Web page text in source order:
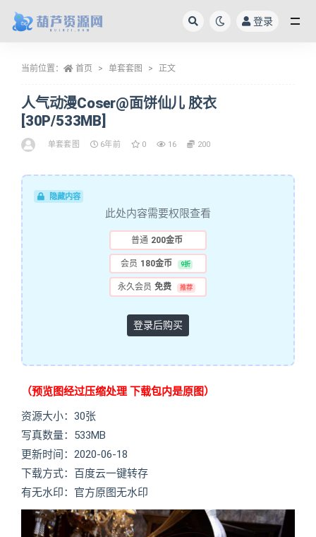
登录
当前位置： 首页 单套套图 正文
人气动漫Coser@面饼仙儿 胶衣
[30P/533MB]
单套套图 6年前 0 16 200
隐藏内容
此处内容需要权限查看
普通 200金币
会员 180金币 9折
永久会员 免费 推荐
登录后购买
（预览图经过压缩处理 下载包内是原图）
资源大小：30张
写真数量：533MB
更新时间：2020-06-18
下载方式：百度云一键转存
有无水印：官方原图无水印